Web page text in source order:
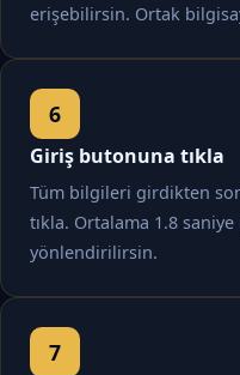
erişebilirsin. Ortak
Giriş butonuna tıkla
Tüm bilgileri girdikten
tıkla. Ortalama 1.8
yönlendirilirsin.